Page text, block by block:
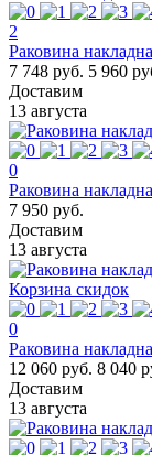
2
Раковина
7 748 руб. 5 960
Доставим
13 августа
0
Раковина
7 950 руб.
Доставим
13 августа
Корзина скидок
0
Раковина
12 060 руб. 8 040
Доставим
13 августа